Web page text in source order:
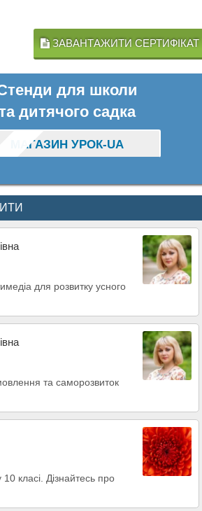
ЗАВАНТАЖИТИ СЕРТИФІКАТ
для школи
дитячого садка
МАГАЗИН УРОК-UA
для розвитку усного
та саморозвиток
класі. Дізнайтесь про